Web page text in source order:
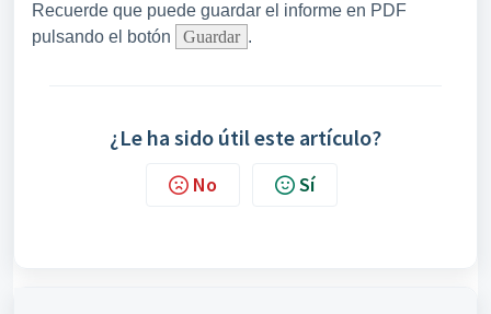
Recuerde que puede guardar el informe en PDF
pulsando el botón
Guardar .
¿Le ha sido útil este artículo?
No Sí